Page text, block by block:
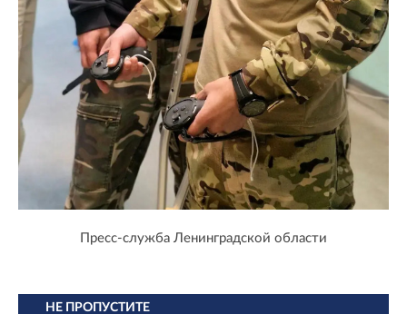
Пресс-служба Ленинградской области
НЕ ПРОПУСТИТЕ